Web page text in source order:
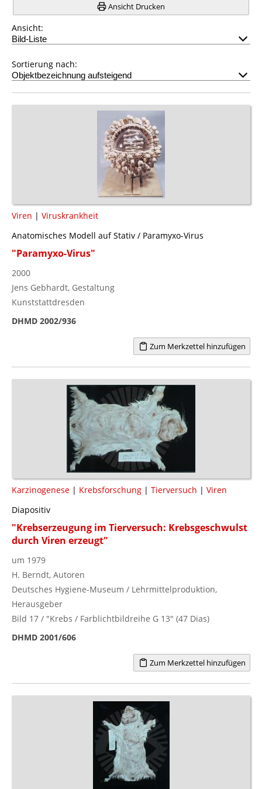
Ansicht Drucken
Ansicht:
Sortierung nach:
Viren | Viruskrankheit
Anatomisches Modell auf Stativ / Paramyxo-Virus
"Paramyxo-Virus"
2000
Jens Gebhardt, Gestaltung
Kunststattdresden
DHMD 2002/936
Zum Merkzettel hinzufügen
Karzinogenese | Krebsforschung | Tierversuch | Viren
Diapositiv
"Krebserzeugung im Tierversuch: Krebsgeschwulst
durch Viren erzeugt"
um 1979
H. Berndt, Autoren
Deutsches Hygiene-Museum / Lehrmittelproduktion,
Herausgeber
Bild 17 / "Krebs / Farblichtbildreihe G 13" (47 Dias)
DHMD 2001/606
Zum Merkzettel hinzufügen